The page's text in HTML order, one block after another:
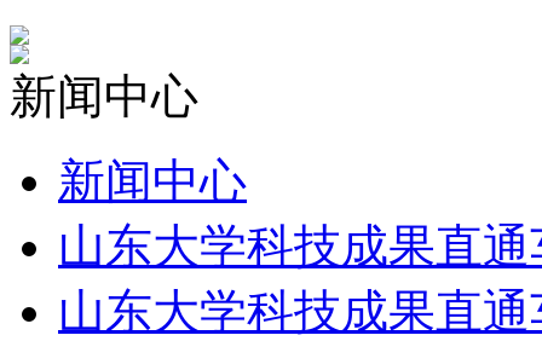
新闻中心
新闻中心
山东大学科技成果直
山东大学科技成果直